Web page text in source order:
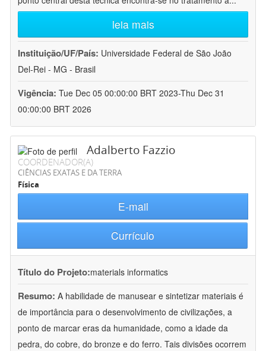
leia mais
Instituição/UF/País: Universidade Federal de São João
Del-Rei - MG - Brasil
Vigência: Tue Dec 05 00:00:00 BRT 2023-Thu Dec 31
00:00:00 BRT 2026
Adalberto Fazzio
COORDENADOR(A)
CIÊNCIAS EXATAS E DA TERRA
Física
E-mail
Currículo
Título do Projeto:materials informatics
Resumo: A habilidade de manusear e sintetizar materiais é
de importância para o desenvolvimento de civilizações, a
ponto de marcar eras da humanidade, como a idade da
pedra, do cobre, do bronze e do ferro. Tais divisões ocorrem